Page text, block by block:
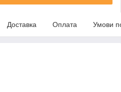
Доставка Оплата Умови